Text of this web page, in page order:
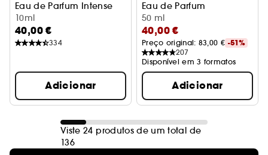
Eau de Parfum Intense
10ml
40,00 €
334
Adicionar
Eau de Parfum
50 ml
40,00 €
Preço original: 83,00 € -51%
207
Disponível em 3 formatos
Adicionar
Viste 24 produtos de um total de
136